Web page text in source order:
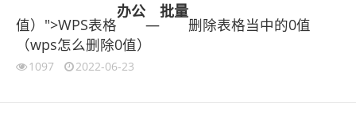
值）">WPS表格
办公
—
批量
删除表格当中的0值
（wps怎么删除0值）
1097 2022-06-23